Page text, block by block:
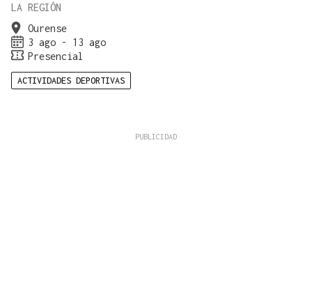
LA REGIÓN
Ourense
3 ago - 13 ago
Presencial
ACTIVIDADES DEPORTIVAS